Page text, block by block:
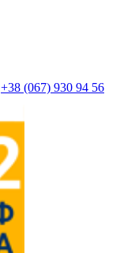
+38 (067) 930 94 56